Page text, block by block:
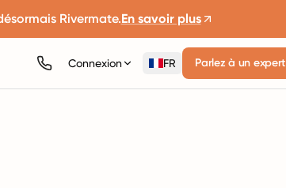
Rivermate.En savoir plus
Connexion FR Parlez à un expert